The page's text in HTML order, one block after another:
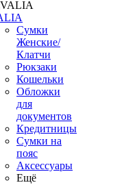
Сумки
Женские/
Клатчи
Рюкзаки
Кошельки
Обложки
для
документов
Кредитницы
Сумки на
пояс
Аксессуары
Ещё